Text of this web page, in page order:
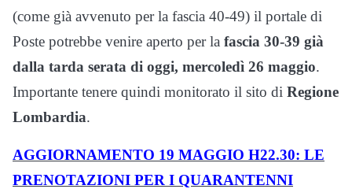
(come già avvenuto per la fascia 40-49) il portale di
Poste potrebbe venire aperto per la fascia 30-39 già
dalla tarda serata di oggi, mercoledì 26 maggio.
Importante tenere quindi monitorato il sito di Regione
Lombardia.
AGGIORNAMENTO 19 MAGGIO H22.30: LE
PRENOTAZIONI PER I QUARANTENNI